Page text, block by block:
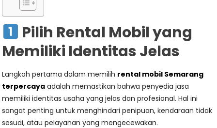
Pilih Rental Mobil yang
Memiliki Identitas Jelas
Langkah pertama dalam memilih rental mobil Semarang
terpercaya adalah memastikan bahwa penyedia jasa
memiliki identitas usaha yang jelas dan profesional. Hal ini
sangat penting untuk menghindari penipuan, kendaraan tidak
sesuai, atau pelayanan yang mengecewakan.